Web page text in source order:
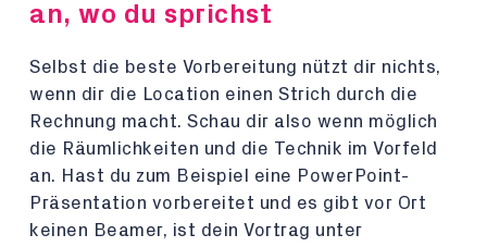
an, wo du sprichst
Selbst die beste Vorbereitung nützt dir nichts,
wenn dir die Location einen Strich durch die
Rechnung macht. Schau dir also wenn möglich
die Räumlichkeiten und die Technik im Vorfeld
an. Hast du zum Beispiel eine PowerPoint-
Präsentation vorbereitet und es gibt vor Ort
keinen Beamer, ist dein Vortrag unter